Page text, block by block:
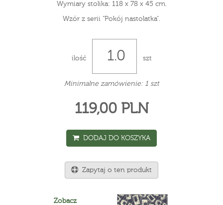
Wymiary stolika: 118 x 78 x 45 cm.
Wzór z serii "Pokój nastolatka".
ilość szt
Minimalne zamówienie: 1 szt
119,00 PLN
DODAJ DO KOSZYKA
Zapytaj o ten produkt
Zobacz